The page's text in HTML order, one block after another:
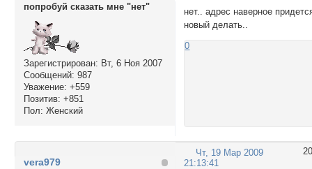
попробуй сказать мне "нет"
Зарегистрирован: Вт, 6 Ноя 2007
Сообщений: 987
Уважение: +559
Позитив: +851
Пол: Женский
нет.. адрес наверное
новый делать..
0
20
Чт, 19 Мар 2009
21:13:41
vera979